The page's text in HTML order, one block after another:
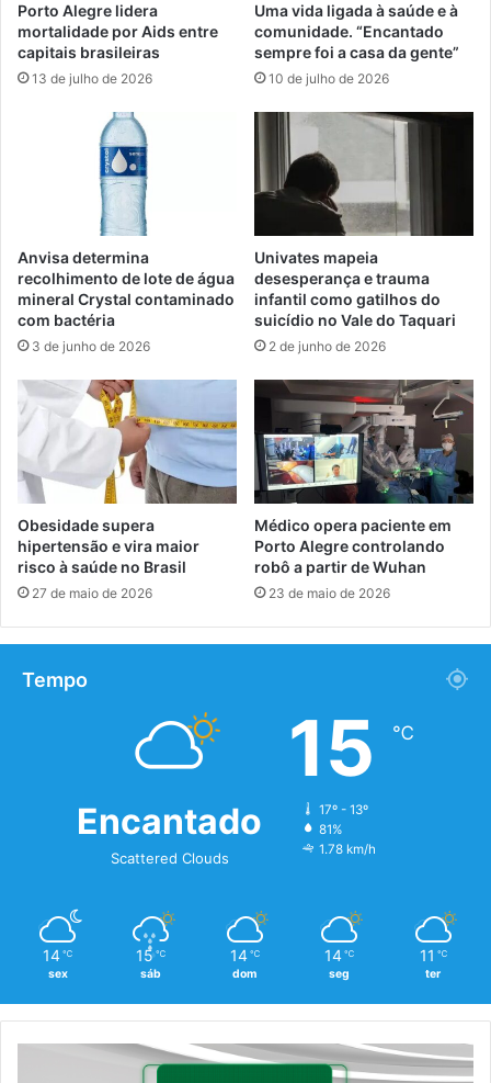
Porto Alegre lidera
mortalidade por Aids entre
capitais brasileiras
13 de julho de 2026
Uma vida ligada à saúde e à
comunidade. “Encantado
sempre foi a casa da gente”
10 de julho de 2026
Anvisa determina
recolhimento de lote de água
mineral Crystal contaminado
com bactéria
3 de junho de 2026
Univates mapeia
desesperança e trauma
infantil como gatilhos do
suicídio no Vale do Taquari
2 de junho de 2026
Obesidade supera
hipertensão e vira maior
risco à saúde no Brasil
27 de maio de 2026
Médico opera paciente em
Porto Alegre controlando
robô a partir de Wuhan
23 de maio de 2026
Tempo
Encantado
Scattered Clouds
15 ℃
17º - 13º
81%
1.78 km/h
14 ℃
sex
15 ℃
sáb
14 ℃
dom
14 ℃
seg
11 ℃
ter